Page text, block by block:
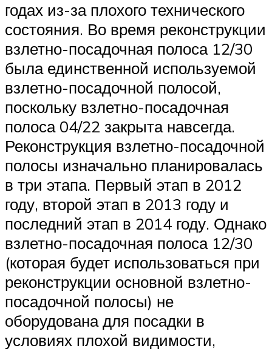
годах из-за плохого технического
состояния. Во время реконструкции
взлетно-посадочная полоса 12/30
была единственной используемой
взлетно-посадочной полосой,
поскольку взлетно-посадочная
полоса 04/22 закрыта навсегда.
Реконструкция взлетно-посадочной
полосы изначально планировалась
в три этапа. Первый этап в 2012
году, второй этап в 2013 году и
последний этап в 2014 году. Однако
взлетно-посадочная полоса 12/30
(которая будет использоваться при
реконструкции основной взлетно-
посадочной полосы) не
оборудована для посадки в
условиях плохой видимости,